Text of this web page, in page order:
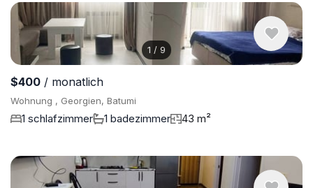
1 / 9
$400 / monatlich
Wohnung , Georgien, Batumi
1 schlafzimmer 1 badezimmer 43 m²